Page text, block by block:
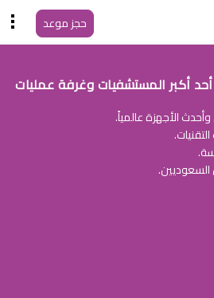
حجز موعد
أكبر المستشفيات وغرفة عمليات
الأجهزة عالمياً.
السعوديين.